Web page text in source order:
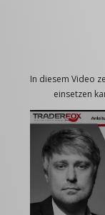
In diesem Video
einsetzen